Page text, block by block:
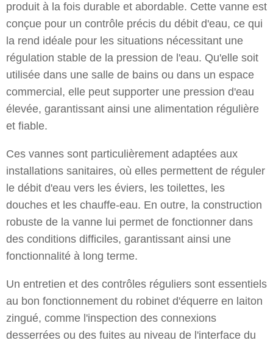
produit à la fois durable et abordable. Cette vanne est
conçue pour un contrôle précis du débit d'eau, ce qui
la rend idéale pour les situations nécessitant une
régulation stable de la pression de l'eau. Qu'elle soit
utilisée dans une salle de bains ou dans un espace
commercial, elle peut supporter une pression d'eau
élevée, garantissant ainsi une alimentation régulière
et fiable.
Ces vannes sont particulièrement adaptées aux
installations sanitaires, où elles permettent de réguler
le débit d'eau vers les éviers, les toilettes, les
douches et les chauffe-eau. En outre, la construction
robuste de la vanne lui permet de fonctionner dans
des conditions difficiles, garantissant ainsi une
fonctionnalité à long terme.
Un entretien et des contrôles réguliers sont essentiels
au bon fonctionnement du robinet d'équerre en laiton
zingué, comme l'inspection des connexions
desserrées ou des fuites au niveau de l'interface du